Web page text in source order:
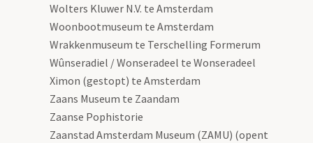
Wolters Kluwer N.V. te Amsterdam
Woonbootmuseum te Amsterdam
Wrakkenmuseum te Terschelling Formerum
Wûnseradiel / Wonseradeel te Wonseradeel
Ximon (gestopt) te Amsterdam
Zaans Museum te Zaandam
Zaanse Pophistorie
Zaanstad Amsterdam Museum (ZAMU) (opent